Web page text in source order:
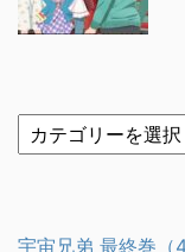
宇宙兄弟 最終巻（